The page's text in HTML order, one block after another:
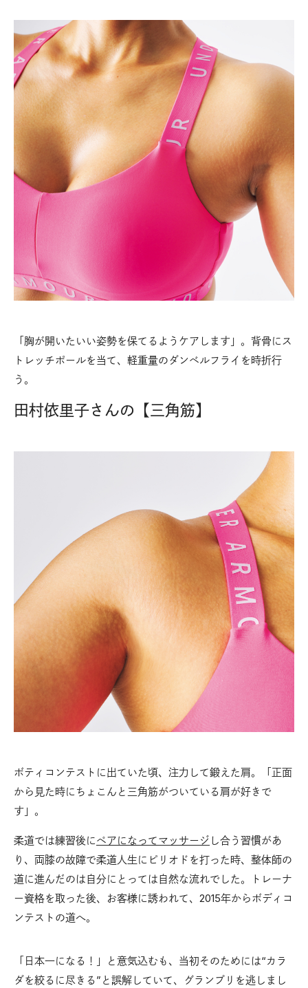
「胸が開いたいい姿勢を保てるようケアします」。背骨にス
トレッチポールを当て、軽重量のダンベルフライを時折行
う。
田村依里子さんの【三角筋】
ボティコンテストに出ていた頃、注力して鍛えた肩。「正面
から見た時にちょこんと三角筋がついている肩が好きで
す」。
柔道では練習後にペアになってマッサージ し合う習慣があ
り、両膝の故障で柔道人生にピリオドを打った時、整体師の
道に進んだのは自分にとっては自然な流れでした。トレーナ
ー資格を取った後、お客様に誘われて、2015年からボディコ
ンテストの道へ。
「日本一になる！」と意気込むも、当初そのためには“カラ
ダを絞るに尽きる”と誤解していて、グランプリを逃しまし